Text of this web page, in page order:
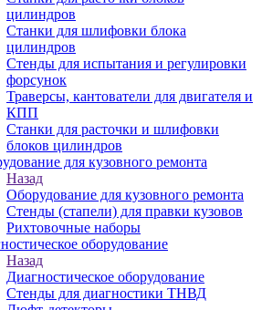
цилиндров
Станки для шлифовки блока
цилиндров
Стенды для испытания и регулировки
форсунок
Траверсы, кантователи для двигателя и
КПП
Станки для расточки и шлифовки
блоков цилиндров
для кузовного ремонта
Назад
Оборудование для кузовного ремонта
Стенды (стапели) для правки кузовов
Рихтовочные наборы
оборудование
Назад
Диагностическое оборудование
Стенды для диагностики ТНВД